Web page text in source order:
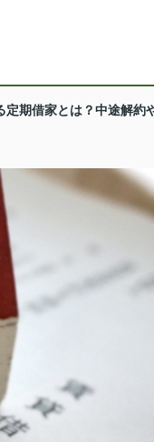
定期借家とは？中途解約